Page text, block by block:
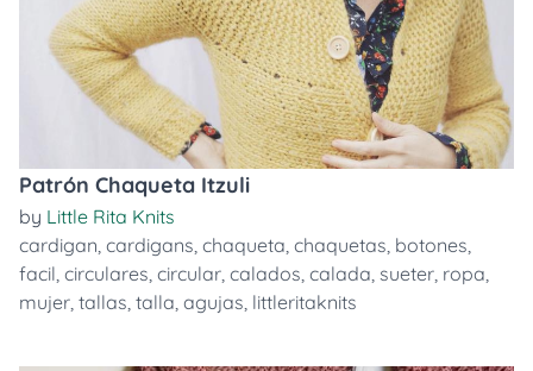
Patrón Chaqueta Itzuli
by Little Rita Knits
cardigan, cardigans, chaqueta, chaquetas, botones,
facil, circulares, circular, calados, calada, sueter, ropa,
mujer, tallas, talla, agujas, littleritaknits